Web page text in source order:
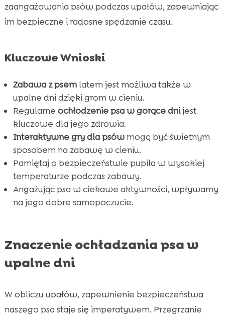
 Zapewnienie przerw dla ochłody
 Znaczenie odpowiedniej diety w upalne dni
Zabawki wodne jako dodatek chłodzący
cieniowych
 Wniosek
 FAQ
zaangażowania psów podczas upałów, zapewniając
im bezpieczne i radosne spędzanie czasu.
Kluczowe Wnioski
Zabawa z psemlatem jest możliwa także w
upalne dni dzięki grom w cieniu.
Regularne ochłodzenie psa w gorące dnijest
kluczowe dla jego zdrowia.
Interaktywne gry dla psówmogą być świetnym
sposobem na zabawę w cieniu.
Pamiętaj o bezpieczeństwie pupila w wysokiej
temperaturze podczas zabawy.
Angażując psa w ciekawe aktywności, wpływamy
na jego dobre samopoczucie.
Znaczenie ochładzania psa w
upalne dni
W obliczu upałów, zapewnienie bezpieczeństwa
naszego psa staje się imperatywem. Przegrzanie